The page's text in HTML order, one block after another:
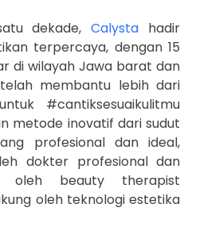
dekade,Calysta hadir
terpercaya, dengan 15
di wilayah Jawa barat dan
membantu lebih dari
#cantiksesuaikulitmu
metode inovatif dari sudut
profesional dan ideal,
dokter profesional dan
oleh beauty therapist
oleh teknologi estetika